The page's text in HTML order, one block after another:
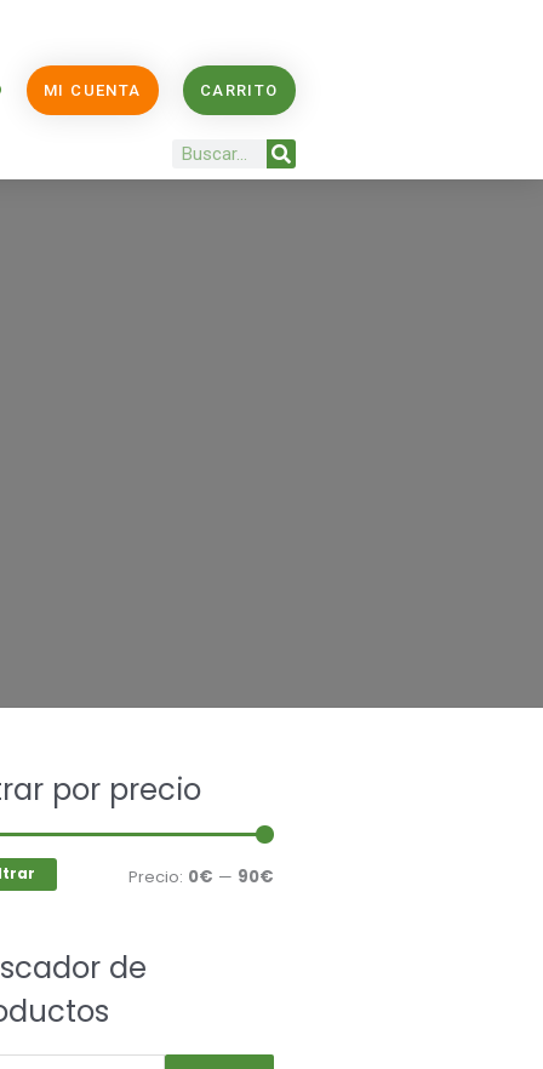
MI CUENTA CARRITO
Buscar
por precio
Precio: 0€ — 90€
de